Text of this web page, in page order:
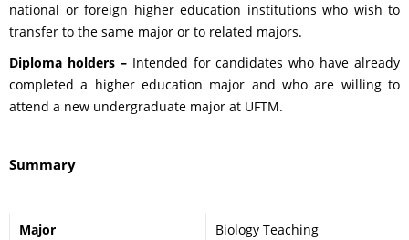
national or foreign higher education institutions who wish to
transfer to the same major or to related majors.
Diploma holders – Intended for candidates who have already
completed a higher education major and who are willing to
attend a new undergraduate major at UFTM.
Summary
Major Biology Teaching